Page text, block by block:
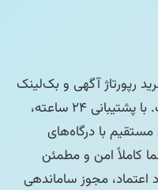
رپورتاژ آگهی و بک‌لینک
از معتبرترین سایت‌های ایرانی است. با پشتیبانی ۲۴ ساعته،
مستقیم با درگاه‌های
کاملاً امن و مطمئن
اعتماد، مجوز ساماندهی